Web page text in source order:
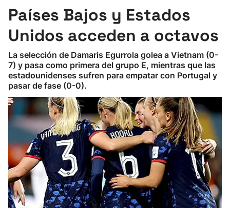
Pelota
Remo
Baloncesto
Ciclismo
Herri-kirolak
Balonmano
Kirolak 360
Países Bajos y Estados
Unidos acceden a octavos
La selección de Damaris Egurrola golea a Vietnam (0-
7) y pasa como primera del grupo E, mientras que las
estadounidenses sufren para empatar con Portugal y
pasar de fase (0-0).